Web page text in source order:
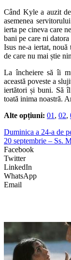
Când Kyle a auzit
asemenea
ierta pe cineva care
bani pe care ni
Isus ne-a iertat, nouă
de care nu mai știe
La încheiere să îi
această poveste a
iertători și buni. Să
toată inima noastră.
Alte opțiuni: 01 , 02,
Duminica a 24-a de
20 septembrie – Ss.
Facebook
Twitter
LinkedIn
WhatsApp
Email